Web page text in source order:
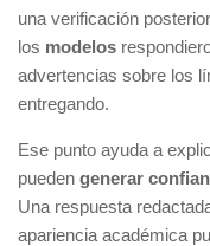
una verificación
los modelos
advertencias sobre los
entregando.
Ese punto ayuda a
pueden generar
Una respuesta
apariencia académica